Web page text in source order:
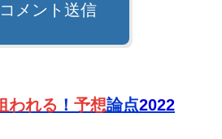
コメント送信
われる ！ 予想論点2022